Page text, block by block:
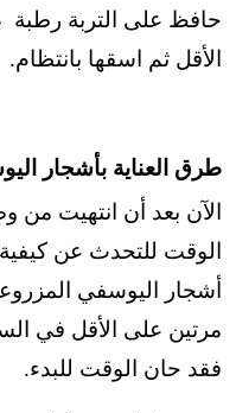
حافظ على التربة رطبة
الأقل ثم اسقها بانتظام.
طرق العناية بأشجار
الآن بعد أن انتهيت من
الوقت للتحدث عن
أشجار اليوسفي
مرتين على الأقل في
فقد حان الوقت للبدء.